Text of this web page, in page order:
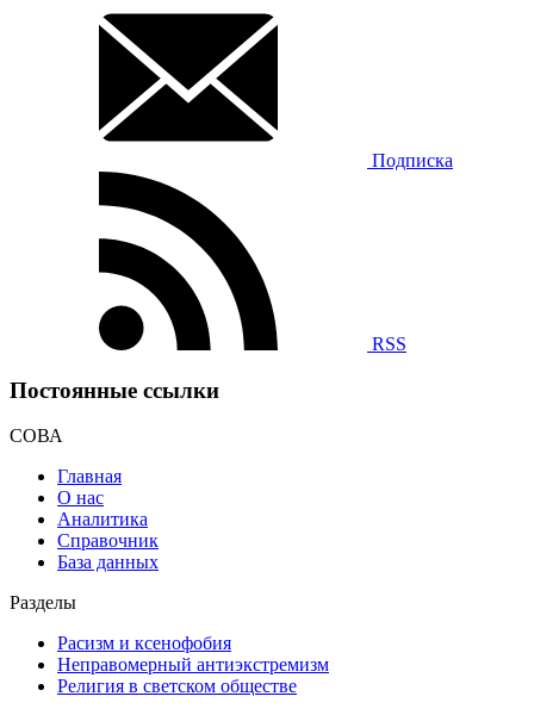
Подписка
RSS
Постоянные ссылки
СОВА
Главная
О нас
Аналитика
Справочник
База данных
Разделы
Расизм и ксенофобия
Неправомерный антиэкстремизм
Религия в светском обществе